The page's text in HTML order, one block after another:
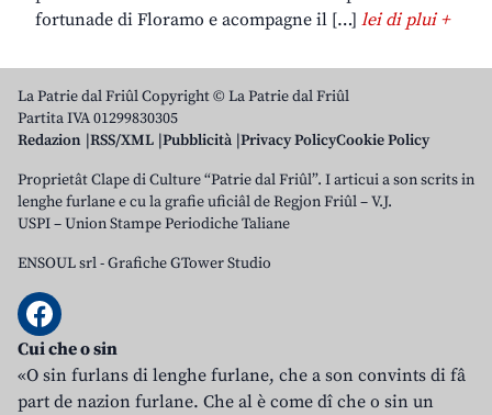
fortunade di Floramo e acompagne il […] lei di plui +
La Patrie dal Friûl Copyright © La Patrie dal Friûl
Partita IVA 01299830305
Redazion RSS/XML Pubblicità Privacy PolicyCookie Policy
Proprietât Clape di Culture “Patrie dal Friûl”. I articui a son scrits in
lenghe furlane e cu la grafie uficiâl de Regjon Friûl – V.J.
USPI – Union Stampe Periodiche Taliane
ENSOUL srl-Grafiche GTower Studio
Cui che o sin
«O sin furlans di lenghe furlane, che a son convints di fâ
part de nazion furlane. Che al è come dî che o sin un